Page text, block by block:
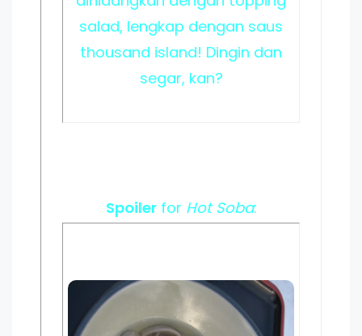
salad, lengkap dengan saus
thousand island! Dingin dan
segar, kan?
Spoilerfor Hot Soba: